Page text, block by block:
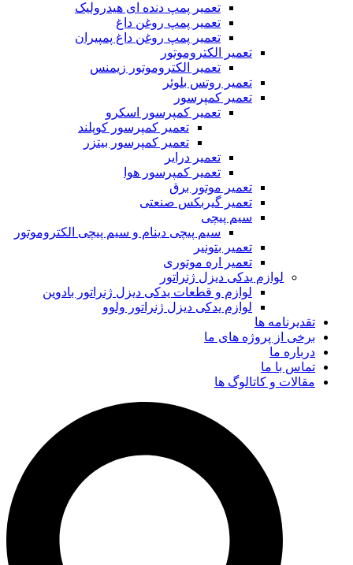
تعمیر پمپ دنده ای هیدرولیک
تعمیر پمپ روغن داغ
تعمیر پمپ روغن داغ پمپیران
تعمیر الکتروموتور
تعمیر الکتروموتور زیمنس
تعمیر روتس بلوئر
تعمیر کمپرسور
تعمیر کمپرسور اسکرو
تعمیر کمپرسور کوپلند
تعمیر کمپرسور بیتزر
تعمیر درایر
تعمیر کمپرسور هوا
تعمیر موتور برق
تعمیر گیربکس صنعتی
سیم پیچی
سیم پیچی دینام و سیم پیچی الکتروموتور
تعمیر بتونیر
تعمیر اره موتوری
لوازم یدکی دیزل ژنراتور
لوازم و قطعات یدکی دیزل ژنراتور بادوین
لوازم یدکی دیزل ژنراتور ولوو
تقدیرنامه ها
برخی از پروژه های ما
درباره ما
تماس با ما
مقالات و کاتالوگ ها